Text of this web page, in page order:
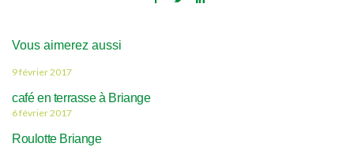
Vous aimerez aussi
9 février 2017
café en terrasse à Briange
6 février 2017
Roulotte Briange